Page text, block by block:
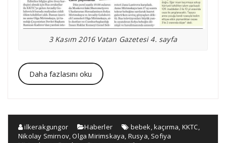
3 Kasım 2016 Vatan Gazetesi 4. sayfa
Daha fazlasını oku
ilkerakgungor Haberler bebek,kaçırma, KKTC,
Nikolay Smirnov,Olga Mirimskaya, Rusya, Sofiya